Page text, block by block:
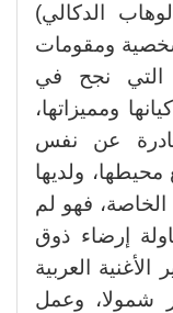
الدكالي)
ومقومات
التي نجح في
ومميزاتها،
عن نفس
محيطها، ولديها
الخاصة، فهو لم
إرضاء ذوق
العربية
شمولا، وعمل